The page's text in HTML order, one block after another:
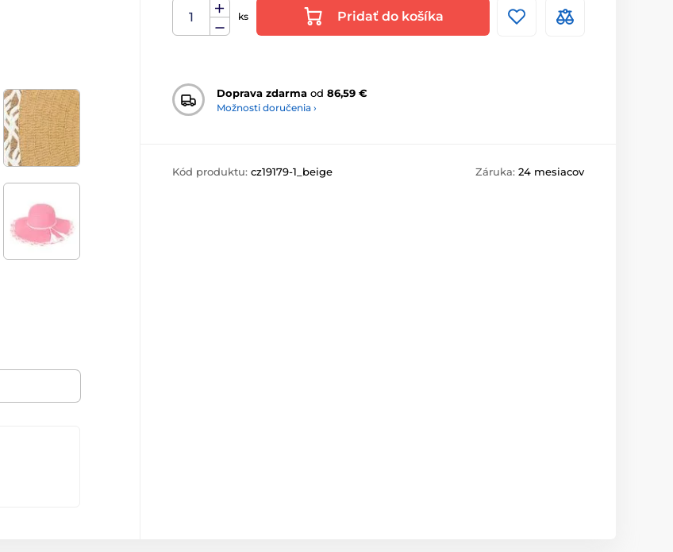
ks Pridať do košíka
Doprava zdarma od 86,59 €
Možnosti doručenia ›
Kód produktu: cz19179-1_beige Záruka: 24 mesiacov